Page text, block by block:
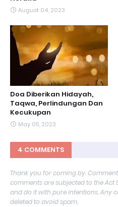
August 04, 2023
Doa Diberikan Hidayah,
Taqwa, Perlindungan Dan
Kecukupan
May 05, 2023
4 COMMENTS
Thank you for coming by.
comments are subjected to the Act
and do it with pure intentions. Any
deleted to avoid spam.